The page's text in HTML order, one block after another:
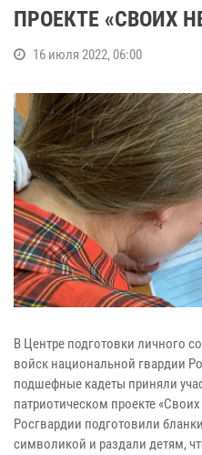
ПРОЕКТЕ «СВОИХ
16 июля 2022, 06:00
В Центре подготовки личного
войск национальной гвардии
подшефные кадеты приняли
патриотическом проекте
Росгвардии подготовили
символикой и раздали детям,